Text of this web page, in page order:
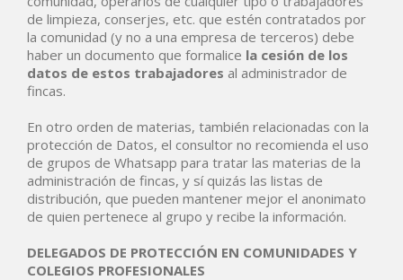
de limpieza, conserjes, etc. que estén contratados por
la comunidad (y no a una empresa de terceros) debe
haber un documento que formalice la cesión de los
datos de estos trabajadores al administrador de
fincas.
En otro orden de materias, también relacionadas con la
protección de Datos, el consultor no recomienda el uso
de grupos de Whatsapp para tratar las materias de la
administración de fincas, y sí quizás las listas de
distribución, que pueden mantener mejor el anonimato
de quien pertenece al grupo y recibe la información.
DELEGADOS DE PROTECCIÓN EN COMUNIDADES Y
COLEGIOS PROFESIONALES